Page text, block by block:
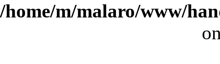
/home/m/malaro/www/